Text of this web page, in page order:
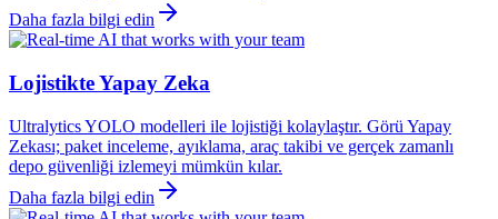
Daha fazla bilgi edin
Lojistikte Yapay Zeka
Ultralytics YOLO modelleri ile lojistiği kolaylaştır. Görü Yapay
Zekası; paket inceleme, ayıklama, araç takibi ve gerçek zamanlı
depo güvenliği izlemeyi mümkün kılar.
Daha fazla bilgi edin